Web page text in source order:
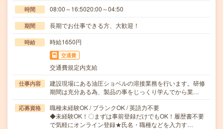
時間 08:00～16:5020:00～04:50
期間 長期でお仕事できる方、大歓迎！
時給 時給1650円
交通費
交通費規定内支給
仕事内容
建設現場にある油圧ショベルの溶接業務を行います。研修
期間は充分ある為、製品の事をじっくり学んでから業…
応募資格
職種未経験OK / ブランクOK / 英語力不要
◆未経験OK！〇まずは事前登録だけでもOK！履歴書不要
で気軽にオンライン登録★氏名・職種などを入力す…